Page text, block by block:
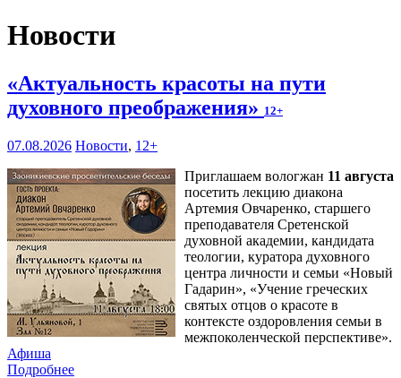
Новости
«Актуальность красоты на пути
духовного преображения» 12+
07.08.2026 Новости, 12+
Приглашаем вологжан 11 августа
посетить лекцию диакона
Артемия Овчаренко, старшего
преподавателя Сретенской
духовной академии, кандидата
теологии, куратора духовного
центра личности и семьи «Новый
Гадарин», «Учение греческих
святых отцов о красоте в
контексте оздоровления семьи в
межпоколенческой перспективе».
Афиша
Подробнее